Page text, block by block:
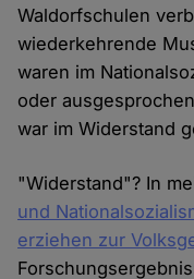
Waldorfschulen
wiederkehrende
waren im
oder
war im Widerstand
"Widerstand"? In
und
erziehen zur